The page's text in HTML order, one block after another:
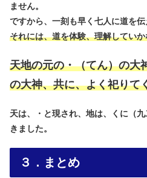
ません。
ですから、一刻も早く七人に道を伝
それには、道を体験、理解してい
天地の元の・（てん）の大
の大神、共に、よく祀りて
天は、・と現され、地は、くに（
きました。
３．まとめ